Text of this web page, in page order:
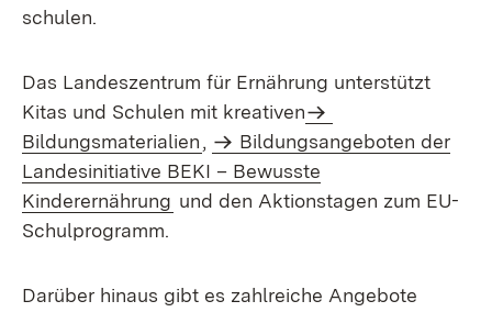
schulen.
Das Landeszentrum für Ernährung unterstützt
Kitas und Schulen mit kreativen
Bildungsmaterialien,
Bildungsangeboten der
Landesinitiative BEKI – Bewusste
Kinderernährung und den Aktionstagen zum EU-
Schulprogramm.
Darüber hinaus gibt es zahlreiche Angebote